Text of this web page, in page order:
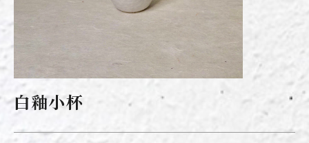
白釉小杯